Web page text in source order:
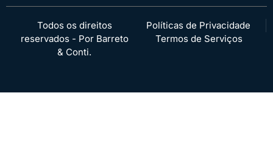
Todos os direitos
reservados - Por Barreto
& Conti.
Políticas de Privacidade
Termos de Serviços